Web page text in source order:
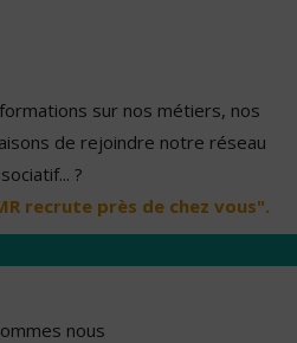
sur nos métiers, nos
de rejoindre notre réseau
?
recrute près de chez vous".
nous